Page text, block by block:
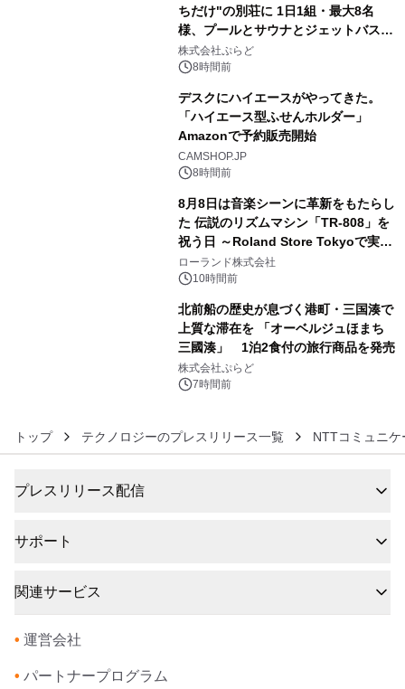
ちだけ"の別荘に 1日1組・最大8名
様、プールとサウナとジェットバス付
きで Villa Mon Temps AWAJIの連泊
素泊りプラン
株式会社ぷらど
8時間前
デスクにハイエースがやってきた。
「ハイエース型ふせんホルダー」
Amazonで予約販売開始
CAMSHOP.JP
8時間前
8月8日は音楽シーンに革新をもたらし
た 伝説のリズムマシン「TR-808」を
祝う日 ～Roland Store Tokyoで実機
を展示しての 記念キャンペーンを開
催 英国ラジオ「NTS」の 特別プログ
アーティストを フィーチャーしたアニ
メーションを公開～
ローランド株式会社
10時間前
北前船の歴史が息づく港町・三国湊で
上質な滞在を 「オーベルジュほまち
三國湊」 1泊2食付の旅行商品を発売
株式会社ぷらど
7時間前
トップ テクノロジーのプレスリリース一覧 NTTコミュニ
プレスリリース配信
サポート
関連サービス
• 運営会社
• パートナープログラム